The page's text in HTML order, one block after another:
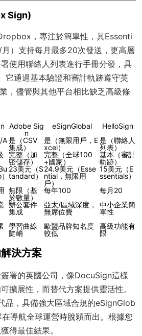
Sign)
，專注於簡單性，其Essenti
）支持每月最多20次發送，更高層
使用聯絡人列表進行手冊分發，具
它通過基本驗證和審計軌跡遵守英
，儘管與其他平台相比缺乏高級條
Adobe Sig
n
eSignGlobal
HelloSign
A是（CSV
集成）
是（無限用戶，E
xcel）
是（聯絡人
列表）
完整（加
密儲存）
完整（全球100
+國家）
基本（審計
軌跡）
23美元（S
tandard）
24.9美元（Esse
ntial，無限用
戶）
15美元（E
ssentials）
無限（基
於數量）
每年100
每月20
辦公套件
集成
亞太/區域深度，
無席位費
中小企業簡
單性
學習曲線
陡峭
歐盟品牌知名度
較低
高級功能有
限
決方案
署的英國公司，像DocuSign這樣
擴展性，而替代方案提供靈活性。
品，具備強大區域合規的eSignGlob
導航全球運營時脫穎而出。根據您
得最佳結果。